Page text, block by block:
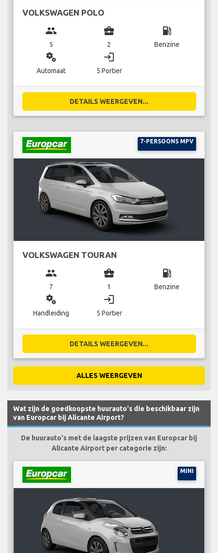
VOLKSWAGEN POLO
group
5
business_center
2
local_gas_station
Benzine
miscellaneous_services
Automaat
login
5 Portier
DETAILS WEERGEVEN...
7-PERSOONS MPV
VOLKSWAGEN TOURAN
group
7
business_center
1
local_gas_station
Benzine
miscellaneous_services
Handleiding
login
5 Portier
DETAILS WEERGEVEN...
ALLES WEERGEVEN
Wat zijn de goedkoopste huurauto's die beschikbaar zijn
van Europcar bij Alicante Airport?
De huurauto's met de laagste prijzen van Europcar bij
Alicante Airport per categorie zijn:
MINI